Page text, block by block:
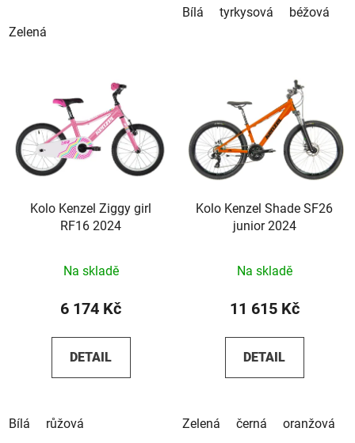
Zelená
Bílá tyrkysová béžová
Kolo Kenzel Ziggy girl
RF16 2024
Na skladě
6 174 Kč
DETAIL
Bílá růžová
Kolo Kenzel Shade SF26
junior 2024
Na skladě
11 615 Kč
DETAIL
Zelená černá oranžová